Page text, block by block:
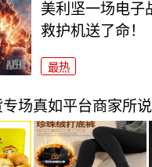
美利坚一场电子
救护机送了命！
最热
场真如平台商家所说